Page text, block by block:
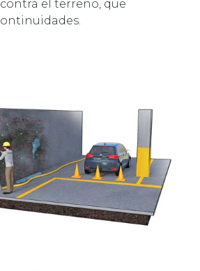
el terreno, que